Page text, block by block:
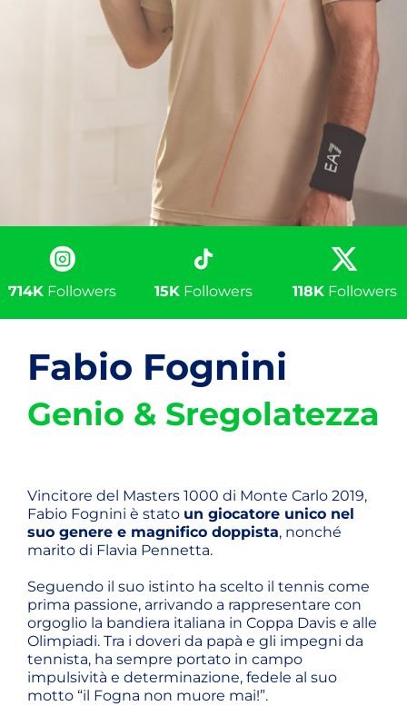
714K Followers 15KFollowers 118KFollowers
Fabio Fognini
Genio & Sregolatezza
Vincitore del Masters 1000 di Monte Carlo 2019,
Fabio Fognini è stato un giocatore unico nel
suo genere e magnifico doppista, nonché
marito di Flavia Pennetta.
Seguendo il suo istinto ha scelto il tennis come
prima passione, arrivando a rappresentare con
orgoglio la bandiera italiana in Coppa Davis e alle
Olimpiadi. Tra i doveri da papà e gli impegni da
tennista, ha sempre portato in campo
impulsività e determinazione, fedele al suo
motto “il Fogna non muore mai!”.